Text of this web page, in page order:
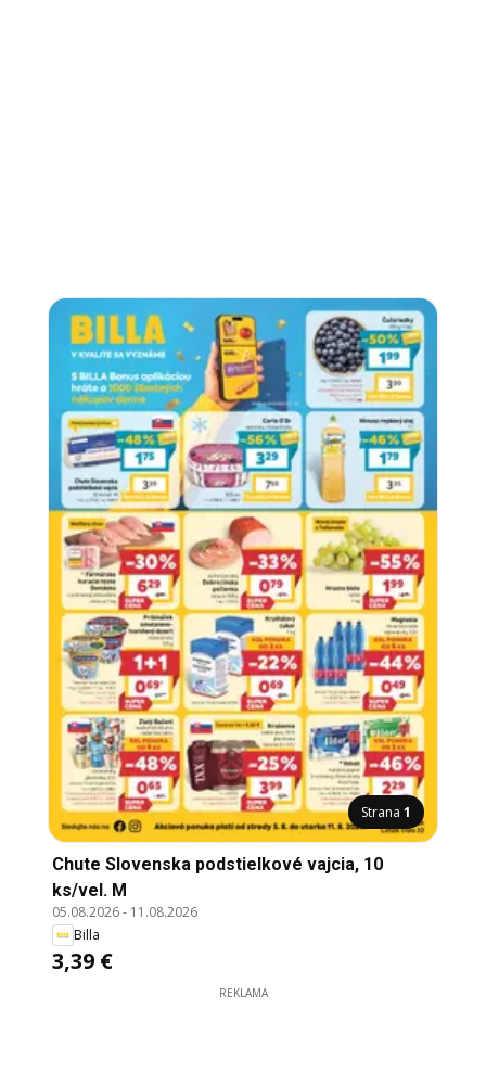
Strana 1
Chute Slovenska podstielkové vajcia, 10
ks/vel. M
05.08.2026- 11.08.2026
Billa
3,39 €
REKLAMA